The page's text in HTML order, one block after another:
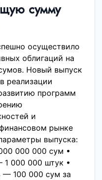
сумму
осуществило
облигаций на
Новый выпуск
реализации
программ
и
рынке
выпуска:
000 000 сум •
1 000 000 штук •
— 100 000 сум за